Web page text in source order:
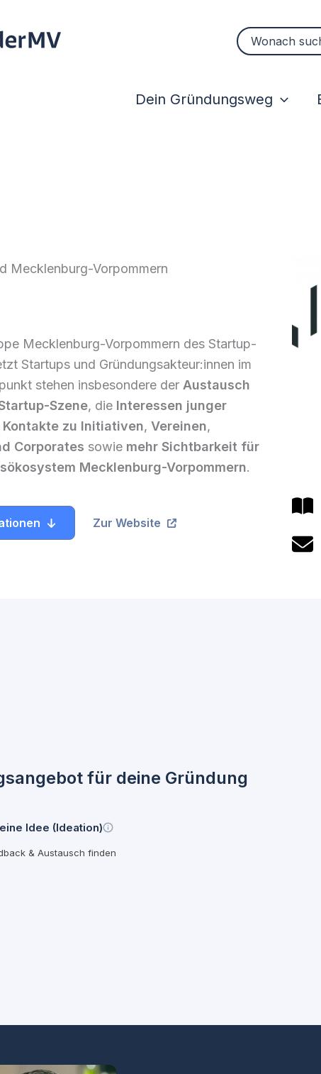
Suchen
nach:
Dein Gründungsweg
Mecklenburg-Vorpommern
Mecklenburg-Vorpommern des Startup-
Startups und Gründungsakteur:innen im
stehen insbesondere der Austausch
Szene, die Interessen junger
Kontakte zu Initiativen, Vereinen,
Corporates sowie mehr Sichtbarkeit für
Mecklenburg-Vorpommern.
Zur Website
für deine Gründung
Idee (Ideation)
& Austausch finden